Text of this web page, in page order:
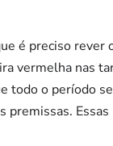
é preciso
vermelha nas
todo o período